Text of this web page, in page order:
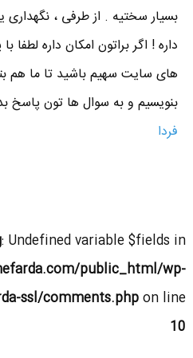
بسیار سختیه . از طرفی ،
داره ! اگر براتون امکان داره لطفا
های سایت سهیم باشید تا ما هم
بنویسیم و به سوال ها تون پاسخ
فردا
: Undefined variable $fields in
public_html/wp-
ssl/comments.phpon line
10